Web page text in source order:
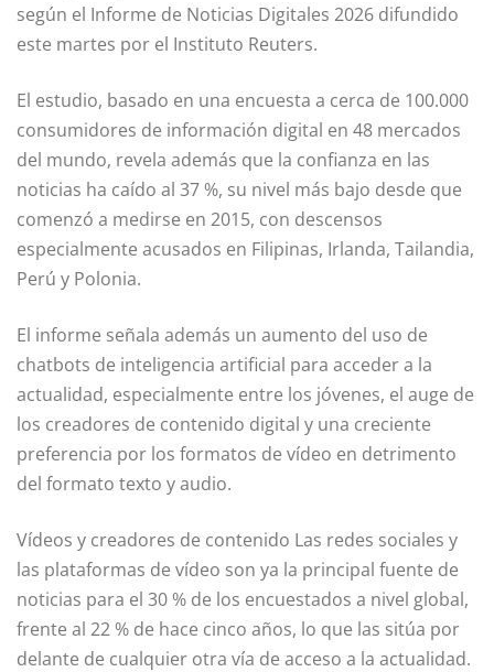
según el Informe de Noticias Digitales 2026 difundido
este martes por el Instituto Reuters.
El estudio, basado en una encuesta a cerca de 100.000
consumidores de información digital en 48 mercados
del mundo, revela además que la confianza en las
noticias ha caído al 37 %, su nivel más bajo desde que
comenzó a medirse en 2015, con descensos
especialmente acusados en Filipinas, Irlanda, Tailandia,
Perú y Polonia.
El informe señala además un aumento del uso de
chatbots de inteligencia artificial para acceder a la
actualidad, especialmente entre los jóvenes, el auge de
los creadores de contenido digital y una creciente
preferencia por los formatos de vídeo en detrimento
del formato texto y audio.
Vídeos y creadores de contenido Las redes sociales y
las plataformas de vídeo son ya la principal fuente de
noticias para el 30 % de los encuestados a nivel global,
frente al 22 % de hace cinco años, lo que las sitúa por
delante de cualquier otra vía de acceso a la actualidad.